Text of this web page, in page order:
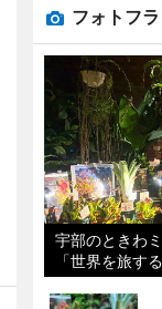
フォトフ
宇部のときわ
「世界を旅す